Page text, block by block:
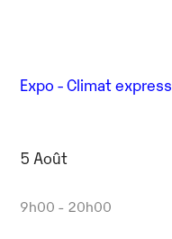
Expo - Climat express
5 Août
9h00 - 20h00